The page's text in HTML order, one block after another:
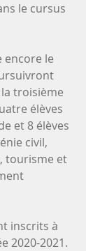
le cursus
encore le
troisième
élèves
et 8 élèves
civil,
tourisme et
inscrits à
2020-2021.